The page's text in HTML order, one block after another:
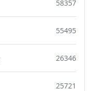
58357
55495
26346
25721